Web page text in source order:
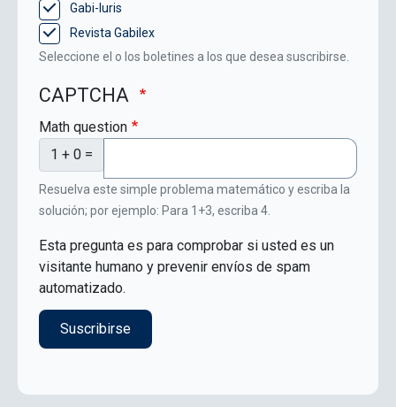
Gabi-Iuris
Revista Gabilex
Seleccione el o los boletines a los que desea suscribirse.
CAPTCHA
Math question
1 + 0 =
Resuelva este simple problema matemático y escriba la
solución; por ejemplo: Para 1+3, escriba 4.
Esta pregunta es para comprobar si usted es un
visitante humano y prevenir envíos de spam
automatizado.